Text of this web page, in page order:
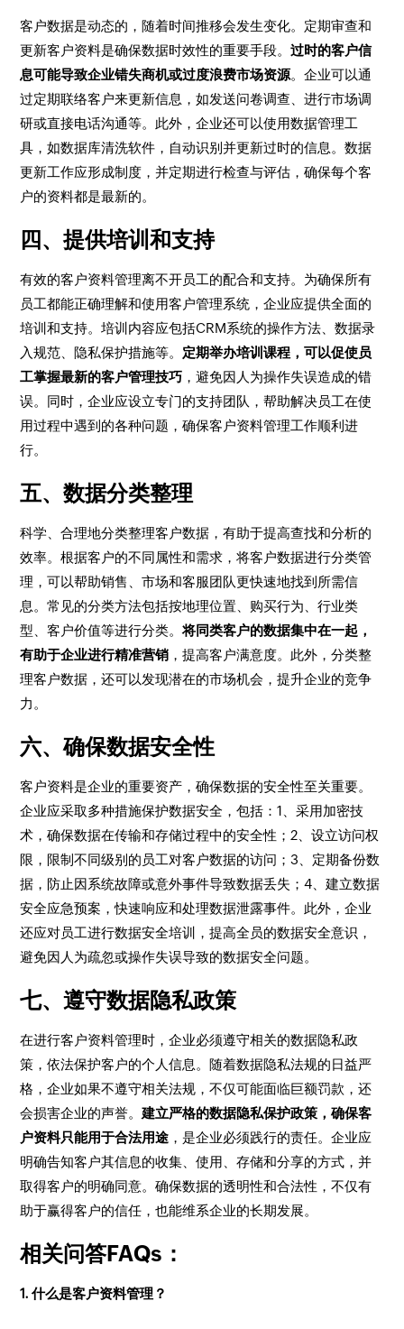
客户数据是动态的，随着时间推移会发生变化。定期审查和
更新客户资料是确保数据时效性的重要手段。过时的客户信
息可能导致企业错失商机或过度浪费市场资源。企业可以通
过定期联络客户来更新信息，如发送问卷调查、进行市场调
研或直接电话沟通等。此外，企业还可以使用数据管理工
具，如数据库清洗软件，自动识别并更新过时的信息。数据
更新工作应形成制度，并定期进行检查与评估，确保每个客
户的资料都是最新的。
四、提供培训和支持
有效的客户资料管理离不开员工的配合和支持。为确保所有
员工都能正确理解和使用客户管理系统，企业应提供全面的
培训和支持。培训内容应包括CRM系统的操作方法、数据录
入规范、隐私保护措施等。 定期举办培训课程，可以促使员
工掌握最新的客户管理技巧 ，避免因人为操作失误造成的错
误。同时，企业应设立专门的支持团队，帮助解决员工在使
用过程中遇到的各种问题，确保客户资料管理工作顺利进
行。
五、数据分类整理
科学、合理地分类整理客户数据，有助于提高查找和分析的
效率。根据客户的不同属性和需求，将客户数据进行分类管
理，可以帮助销售、市场和客服团队更快速地找到所需信
息。常见的分类方法包括按地理位置、购买行为、行业类
型、客户价值等进行分类。将同类客户的数据集中在一起，
有助于企业进行精准营销 ，提高客户满意度。此外，分类整
理客户数据，还可以发现潜在的市场机会，提升企业的竞争
力。
六、确保数据安全性
客户资料是企业的重要资产，确保数据的安全性至关重要。
企业应采取多种措施保护数据安全，包括：1、采用加密技
术，确保数据在传输和存储过程中的安全性；2、设立访问权
限，限制不同级别的员工对客户数据的访问；3、定期备份数
据，防止因系统故障或意外事件导致数据丢失；4、建立数据
安全应急预案，快速响应和处理数据泄露事件。此外，企业
还应对员工进行数据安全培训，提高全员的数据安全意识，
避免因人为疏忽或操作失误导致的数据安全问题。
七、遵守数据隐私政策
在进行客户资料管理时，企业必须遵守相关的数据隐私政
策，依法保护客户的个人信息。随着数据隐私法规的日益严
格，企业如果不遵守相关法规，不仅可能面临巨额罚款，还
会损害企业的声誉。建立严格的数据隐私保护政策，确保客
户资料只能用于合法用途 ，是企业必须践行的责任。企业应
明确告知客户其信息的收集、使用、存储和分享的方式，并
取得客户的明确同意。确保数据的透明性和合法性，不仅有
助于赢得客户的信任，也能维系企业的长期发展。
相关问答FAQs：
1. 什么是客户资料管理？